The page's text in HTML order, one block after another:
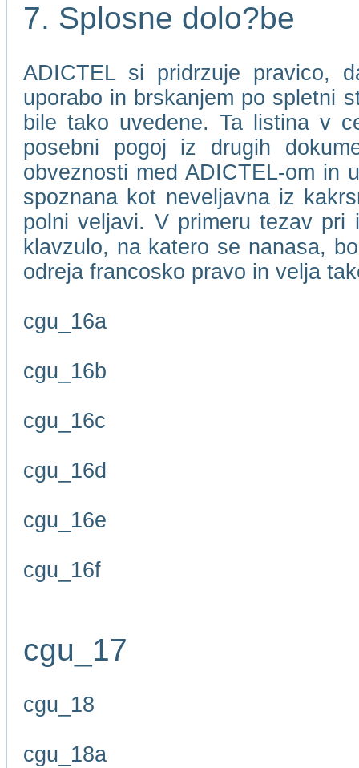
7. Splosne dolo?be
ADICTEL si pridrzuje pravico,
uporabo in brskanjem po spletni
bile tako uvedene. Ta listina v
posebni pogoj iz drugih
obveznosti med ADICTEL-om in
spoznana kot neveljavna iz
polni veljavi. V primeru tezav pri
klavzulo, na katero se nanasa,
odreja francosko pravo in velja
cgu_16a
cgu_16b
cgu_16c
cgu_16d
cgu_16e
cgu_16f
cgu_17
cgu_18
cgu_18a